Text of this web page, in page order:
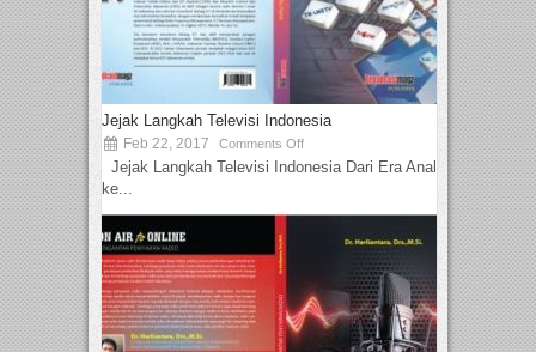
Jejak Langkah Televisi Indonesia
Feb 22, 2017 Comments Off
Jejak Langkah Televisi Indonesia Dari Era Analog
ke...